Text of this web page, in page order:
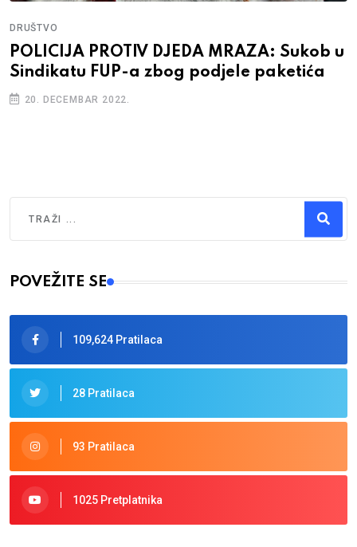
DRUŠTVO
POLICIJA PROTIV DJEDA MRAZA: Sukob u
Sindikatu FUP-a zbog podjele paketića
20. DECEMBAR 2022.
Type 2 or more characters for results.
POVEŽITE SE
109,624 Pratilaca
28 Pratilaca
93 Pratilaca
1025 Pretplatnika